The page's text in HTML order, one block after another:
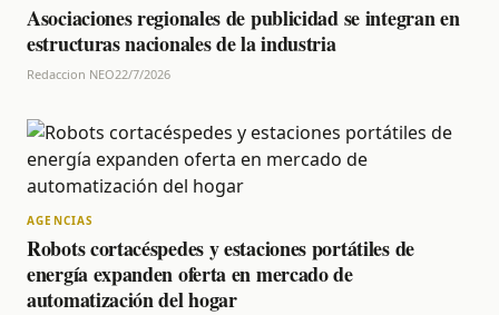
Asociaciones regionales de publicidad se integran en
estructuras nacionales de la industria
Redaccion NEO22/7/2026
AGENCIAS
Robots cortacéspedes y estaciones portátiles de
energía expanden oferta en mercado de
automatización del hogar